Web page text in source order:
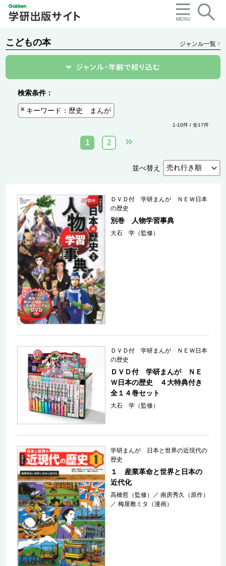
こどもの本 ジャンル一覧
検索条件：
キーワード：歴史 まんが
1-10件 / 全17件
1 2
並べ替え
ＤＶＤ付 学研まんが ＮＥＷ日本
の歴史
別巻 人物学習事典
大石 学（監修）
ＤＶＤ付 学研まんが ＮＥＷ日本
の歴史
ＤＶＤ付 学研まんが ＮＥ
Ｗ日本の歴史 ４大特典付き
全１４巻セット
大石 学（監修）
学研まんが 日本と世界の近現代の
歴史
１ 産業革命と世界と日本の
近代化
高橋哲（監修） ／南房秀久（原作）
／梅屋敷ミタ（漫画）